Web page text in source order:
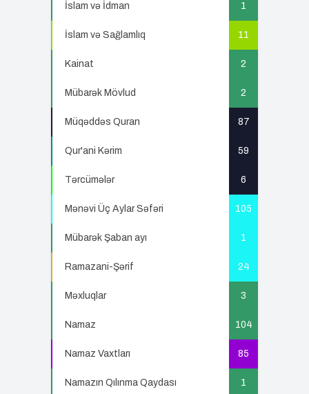
İslam və İdman 1
İslam və Sağlamlıq 11
Kainat 2
Mübarək Mövlud 2
Müqəddəs Quran 87
Qur'ani Kərim 59
Tərcümələr 6
Mənəvi Üç Aylar Səfəri 105
Mübarək Şaban ayı 1
Ramazani-Şərif 24
Məxluqlar 3
Namaz 104
Namaz Vaxtları 85
Namazın Qılınma Qaydası 1